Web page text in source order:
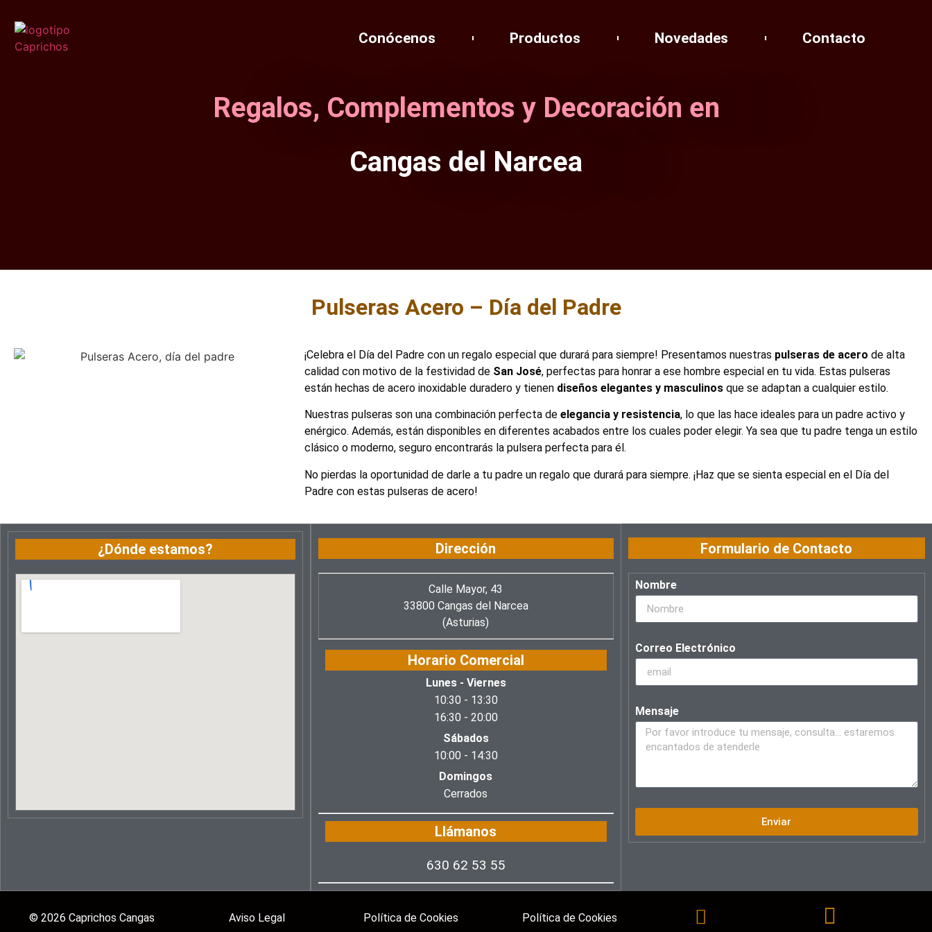
Conócenos Productos Novedades Contacto
Regalos, Complementos y Decoración en
Cangas del Narcea
Pulseras Acero – Día del Padre
¡Celebra el Día del Padre con un regalo especial que durará para siempre! Presentamos nuestras pulseras de acero de alta
calidad con motivo de la festividad de San José, perfectas para honrar a ese hombre especial en tu vida. Estas pulseras
están hechas de acero inoxidable duradero y tienendiseños elegantes y masculinosque se adaptan a cualquier estilo.
Nuestras pulseras son una combinación perfecta deelegancia y resistencia, lo que las hace ideales para un padre activo y
enérgico. Además, están disponibles en diferentes acabados entre los cuales poder elegir. Ya sea que tu padre tenga un estilo
clásico o moderno, seguro encontrarás la pulsera perfecta para él.
No pierdas la oportunidad de darle a tu padre un regalo que durará para siempre. ¡Haz que se sienta especial en el Día del
Padre con estas pulseras de acero!
¿Dónde estamos? Dirección
Calle Mayor, 43
33800 Cangas del Narcea
(Asturias)
Horario Comercial
Lunes - Viernes
10:30 - 13:30
16:30 - 20:00
Sábados
10:00 - 14:30
Domingos
Cerrados
Llámanos
630 62 53 55
Formulario de Contacto
Nombre
Correo Electrónico
Mensaje
Enviar
© 2026 Caprichos Cangas Aviso Legal Política de Cookies Política de Cookies